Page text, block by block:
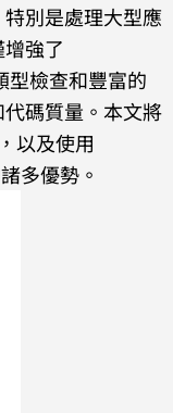
別是處理大型應
強了
檢查和豐富的
碼質量。本文將
以及使用
多優勢。